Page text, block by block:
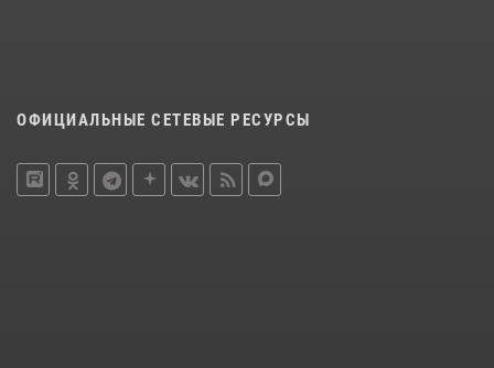
ОФИЦИАЛЬНЫЕ СЕТЕВЫЕ РЕСУРСЫ